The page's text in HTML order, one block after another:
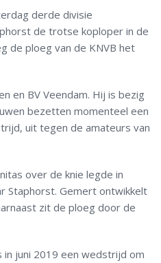
derde divisie
de trotse koploper in de
de ploeg van de KNVB het
en BV Veendam. Hij is bezig
bezetten momenteel een
uit tegen de amateurs van
over de knie legde in
Staphorst. Gemert ontwikkelt
zit de ploeg door de
juni 2019 een wedstrijd om